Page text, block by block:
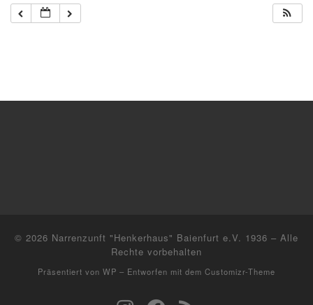
© 2026 Narrenzunft "Henkerhaus" Baienfurt e.V. 1936 – Alle
Rechte vorbehalten
Präsentiert von WP – Entworfen mit dem Customizr-Theme